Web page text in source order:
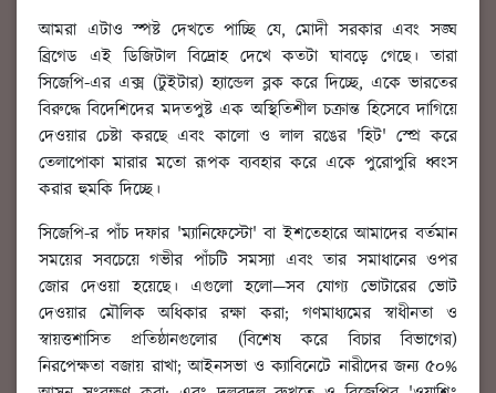
আমরা এটাও স্পষ্ট দেখতে পাচ্ছি যে, মোদী সরকার এবং সঙ্ঘ
ব্রিগেড এই ডিজিটাল বিদ্রোহ দেখে কতটা ঘাবড়ে গেছে। তারা
সিজেপি-এর এক্স (টুইটার) হ্যান্ডেল ব্লক করে দিচ্ছে, একে ভারতের
বিরুদ্ধে বিদেশিদের মদতপুষ্ট এক অস্থিতিশীল চক্রান্ত হিসেবে দাগিয়ে
দেওয়ার চেষ্টা করছে এবং কালো ও লাল রঙের 'হিট' স্প্রে করে
তেলাপোকা মারার মতো রূপক ব্যবহার করে একে পুরোপুরি ধ্বংস
করার হুমকি দিচ্ছে।
সিজেপি-র পাঁচ দফার 'ম্যানিফেস্টো' বা ইশতেহারে আমাদের বর্তমান
সময়ের সবচেয়ে গভীর পাঁচটি সমস্যা এবং তার সমাধানের ওপর
জোর দেওয়া হয়েছে। এগুলো হলো—সব যোগ্য ভোটারের ভোট
দেওয়ার মৌলিক অধিকার রক্ষা করা; গণমাধ্যমের স্বাধীনতা ও
স্বায়ত্তশাসিত প্রতিষ্ঠানগুলোর (বিশেষ করে বিচার বিভাগের)
নিরপেক্ষতা বজায় রাখা; আইনসভা ও ক্যাবিনেটে নারীদের জন্য ৫০%